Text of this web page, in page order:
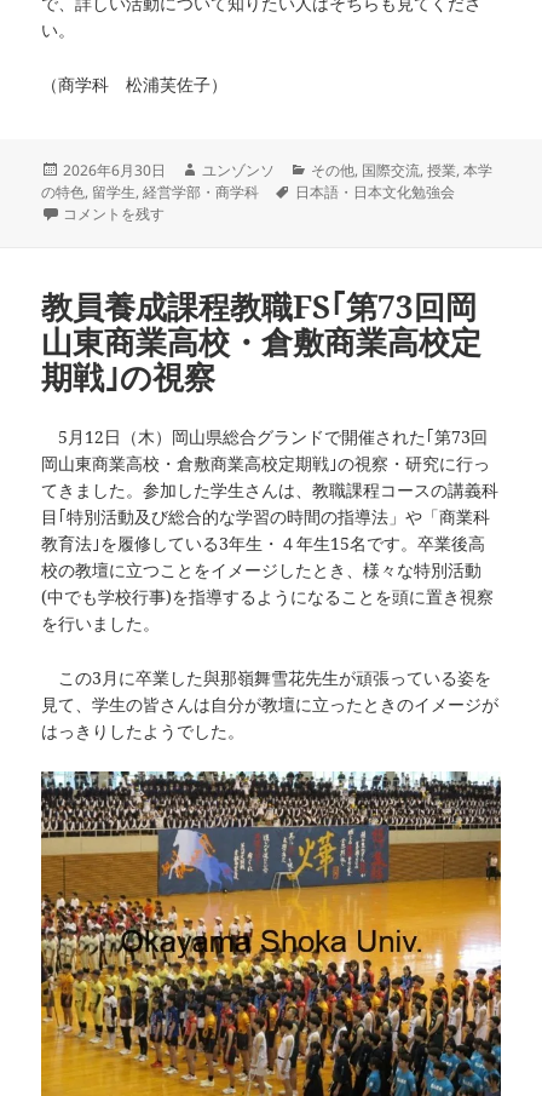
い。
（商学科 松浦芙佐子）
投
稿
日:
2026年6月30日
作
成
ユンゾンソ
カ
テ
その他, 国際交流,授業,本学
の特色, 留学生,経営学部・商学科
タ
日本語・日本文化勉強会
日本語・日本文化勉強会 ー夏季休暇中のボランティア募集ー に
コメントを残す
教員養成課程教職FS｢第73回岡
山東商業高校・倉敷商業高校定
期戦｣の視察
5月12日（木）岡山県総合グランドで開催された｢第73回
岡山東商業高校・倉敷商業高校定期戦｣の視察・研究に行っ
てきました。参加した学生さんは、教職課程コースの講義科
目｢特別活動及び総合的な学習の時間の指導法」や「商業科
教育法｣を履修している3年生・４年生15名です。卒業後高
校の教壇に立つことをイメージしたとき、様々な特別活動
(中でも学校行事)を指導するようになることを頭に置き視察
を行いました。
この3月に卒業した與那嶺舞雪花先生が頑張っている姿を
見て、学生の皆さんは自分が教壇に立ったときのイメージが
はっきりしたようでした。